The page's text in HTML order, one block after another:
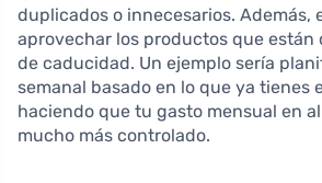
duplicados o innecesarios. Además,
aprovechar los productos que están
de caducidad. Un ejemplo sería
semanal basado en lo que ya tienes
haciendo que tu gasto mensual en
mucho más controlado.